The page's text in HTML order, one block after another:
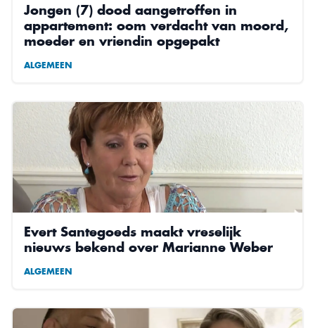
Jongen (7) dood aangetroffen in
appartement: oom verdacht van moord,
moeder en vriendin opgepakt
ALGEMEEN
Evert Santegoeds maakt vreselijk
nieuws bekend over Marianne Weber
ALGEMEEN